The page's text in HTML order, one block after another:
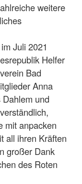
weitere
Juli 2021
Helfer
Bad
Anna
und
mit anpacken
all ihren Kräften
großer Dank
des Roten